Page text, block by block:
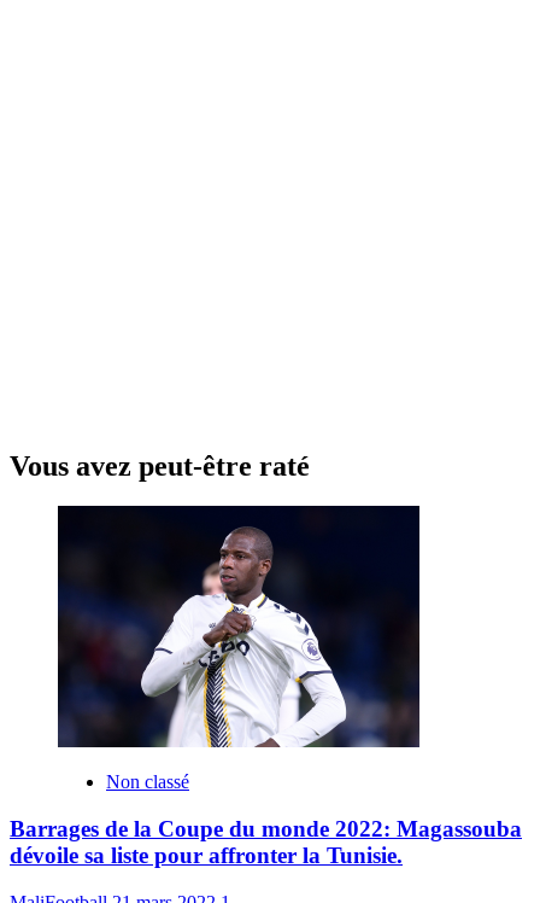
Vous avez peut-être raté
Non classé
Barrages de la Coupe du monde 2022: Magassouba
dévoile sa liste pour affronter la Tunisie.